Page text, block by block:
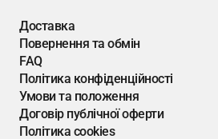
Доставка
Повернення та обмін
FAQ
Політика конфіденційності
Умови та положення
Договір публічної оферти
Політика cookies